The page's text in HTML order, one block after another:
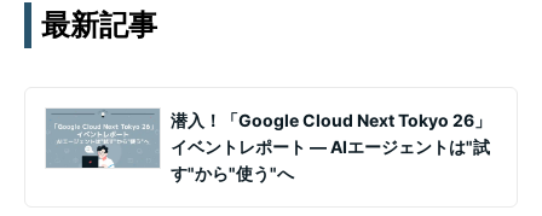
最新記事
潜入！「Google Cloud Next Tokyo 26」
イベントレポート ― AIエージェントは"試
す"から"使う"へ